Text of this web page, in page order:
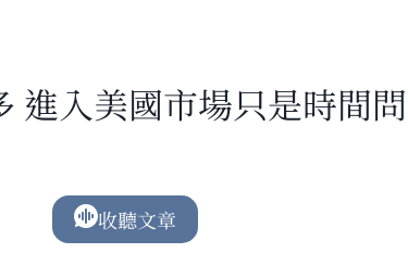
進入美國市場只是時間問
收聽文章